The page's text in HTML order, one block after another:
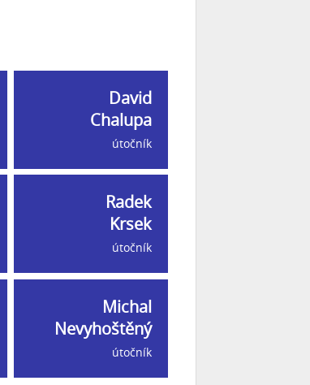
David
Chalupa
útočník
Radek
Krsek
útočník
Michal
Nevyhoštěný
útočník